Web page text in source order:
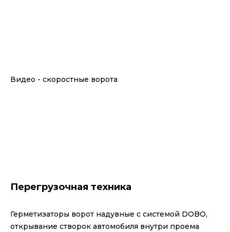
Видео - скоростные ворота
Перегрузочная техника
Герметизаторы ворот надувные с системой DOBO,
открывание створок автомобиля внутри проема